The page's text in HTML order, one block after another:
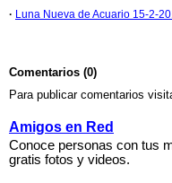
· Luna Nueva de Acuario 15-2-
Comentarios (0)
Para publicar comentarios
Amigos en Red
Conoce personas con tus
gratis fotos y videos.